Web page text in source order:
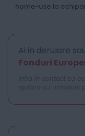
home-use la
Ai in derulare
Fonduri
Intra in contact cu
ajutam cu urmatorii